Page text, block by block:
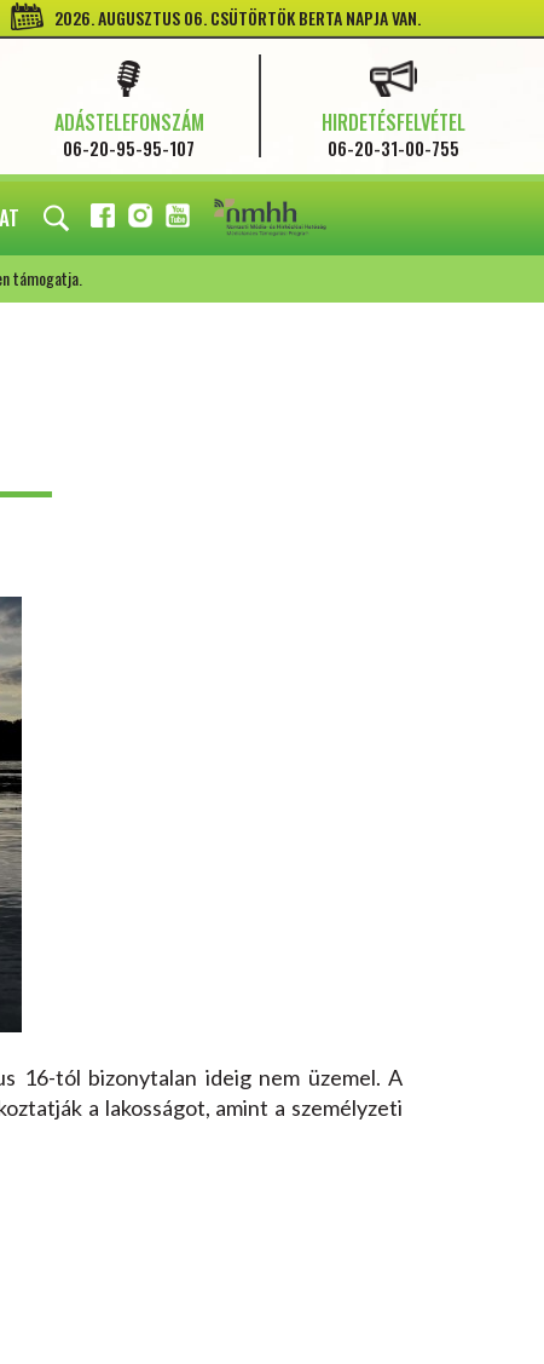
2026. AUGUSZTUS 06. CSÜTÖRTÖK BERTA NAPJA VAN.
ADÁSTELEFONSZÁM
06-20-95-95-107
HIRDETÉSFELVÉTEL
06-20-31-00-755
FACEBOOK
INSTAGRAM
YOUTUBE
támogatja.
16-tól bizonytalan ideig nem üzemel. A
a lakosságot, amint a személyzeti